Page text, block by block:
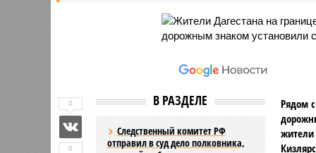
В РАЗДЕЛЕ
Следственный комитет РФ
отправил в суд дело полковника,
Рядом
жители
0
0